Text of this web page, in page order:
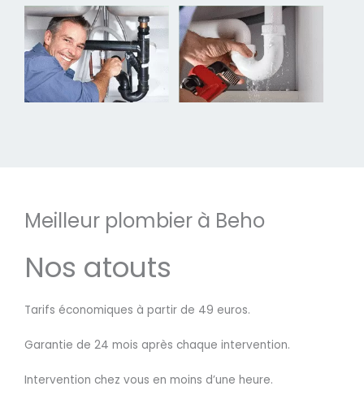
Meilleur plombier à Beho
Nos atouts
Tarifs économiques à partir de 49 euros.
Garantie de 24 mois après chaque intervention.
Intervention chez vous en moins d’une heure.